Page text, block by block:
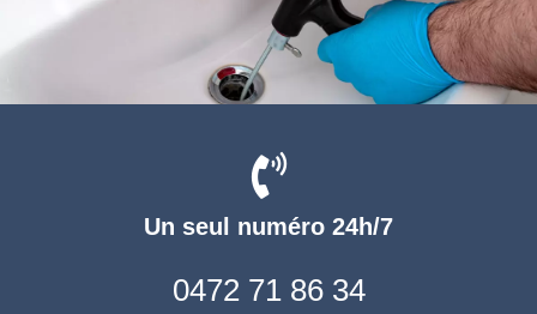
Un seul numéro 24h/7
0472 71 86 34